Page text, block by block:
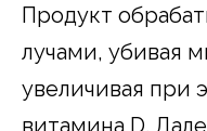
Продукт
лучами, убивая
увеличивая при
витамина D.